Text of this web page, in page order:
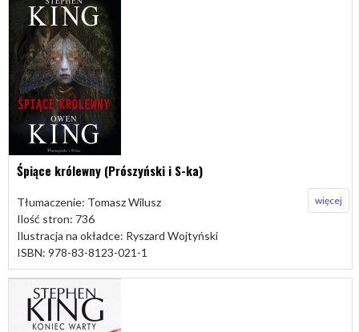
Śpiące królewny (Prószyński i S-ka)
Tłumaczenie: Tomasz Wilusz
Ilość stron: 736
Ilustracja na okładce: Ryszard Wojtyński
ISBN: 978-83-8123-021-1
więcej